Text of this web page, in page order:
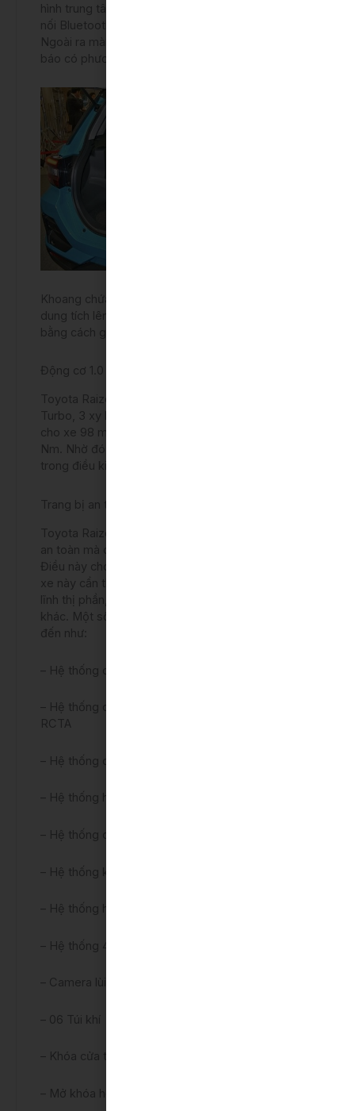
hình trung tâm kích thước 9 inch, có tích hợp kết
nối Bluetooth, Android Auto, Apple Carplay,…
Ngoài ra màn hình này cũng hỗ trợ camera lùi, cảnh
báo có phương tiện cắt ngang,…
Khoang chứa hành lý phía sau xe khá rộng rãi, có
dung tích lên tới 369 lít, có thể cơi nới rộng thêm
bằng cách gập hàng ghế phía sau xuống.
Động cơ 1.0 tubor tăng áp
Toyota Raize sử dụng khối động cơ tăng áp 1.0L
Turbo, 3 xy lanh, giúp cung cấp công suất tối đa
cho xe 98 mã lực, momen xoắn cực đại đạt 140
Nm. Nhờ đó mà chiếc xe có thể vận hành ổn định
trong điều kiện giao thông đô thị.
Trang bị an toàn đầy đủ
Toyota Raize được trang bị đầy đủ các tính năng
an toàn mà các dòng SUV hạng B hiện nay đều có.
Điều này cho thấy Toyota đã chăm chút cho mẫu
xe này cẩn thận như thế nào nhằm có thể chiếm
lĩnh thị phần, cạnh tranh trực tiếp với các đối thủ
khác. Một số tính năng an toàn của xe có thể kể
đến như:
– Hệ thống cảnh báo điểm mù BSM
– Hệ thống cảnh báo phương tiện cắt ngang khi lùi
RCTA
– Hệ thống chống bó cứng phanh ABS
– Hệ thống hỗ trợ lực phanh điện tử EBD
– Hệ thống cân bằng điện tử VSC
– Hệ thống kiểm soát lực kéo TRC
– Hệ thống hỗ trợ khởi hành ngang dốc HAC
– Hệ thống 4 cảm biến
– Camera lùi
– 06 Túi khí
– Khóa cửa theo tốc độ
– Mở khóa hộp số